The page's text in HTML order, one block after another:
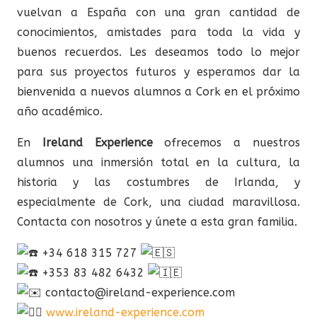
vuelvan a España con una gran cantidad de
conocimientos, amistades para toda la vida y
buenos recuerdos. Les deseamos todo lo mejor
para sus proyectos futuros y esperamos dar la
bienvenida a nuevos alumnos a Cork en el próximo
año académico.
En Ireland Experienceofrecemos a nuestros
alumnos una inmersión total en la cultura, la
historia y las costumbres de Irlanda, y
especialmente de Cork, una ciudad maravillosa.
Contacta con nosotros y únete a esta gran familia.
+34 618 315 727
+353 83 482 6432
contacto@ireland-experience.com
www.ireland-experience.com